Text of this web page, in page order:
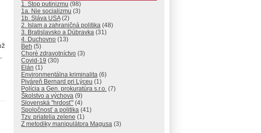
1. Stop putinizmu (98)
1a. Nie socializmu (3)
1b. Sláva USA(2)
2. Islam a zahraničná politika (48)
3. Bratislavsko a Dúbravka (31)
4. Duchovno (13)
Beh (5)
Choré zdravotníctvo (3)
Covid-19 (30)
Elán (1)
Environmentálna kriminalita (6)
Piváreň Bernard pri Lýceu (1)
Polícia a Gen. prokuratúra s.r.o. (7)
Školstvo a výchova (9)
Slovenská "hrdosť" (4)
Spoločnosť a politika (41)
Tzv. priatelia zelene (1)
Z metodiky manipulátora Magusa (3)